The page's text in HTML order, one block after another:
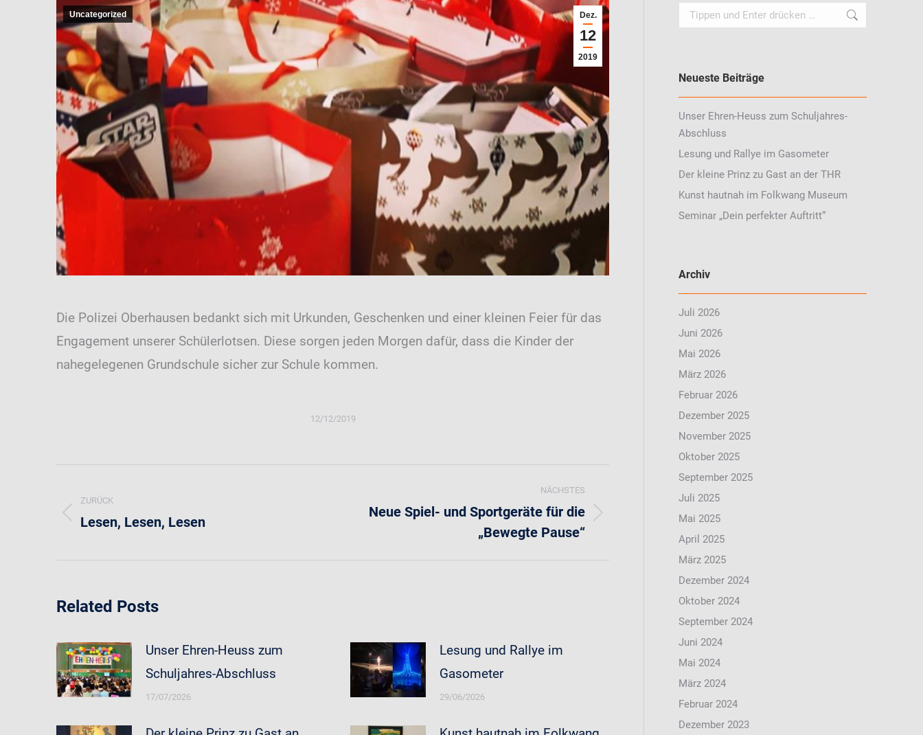
Dez.
12
2019
Uncategorized
Die Polizei Oberhausen bedankt sich mit Urkunden, Geschenken und einer kleinen Feier für das
Engagement unserer Schülerlotsen. Diese sorgen jeden Morgen dafür, dass die Kinder der
nahegelegenen Grundschule sicher zur Schule kommen.
12/12/2019
ZURÜCK
Vorheriger
Lesen, Lesen, Lesen
NÄCHSTES
Neue Spiel- und Sportgeräte für die
„Bewegte Pause“
Related Posts
Unser Ehren-Heuss zum
Schuljahres-Abschluss
17/07/2026
Lesung und Rallye im
Gasometer
29/06/2026
Search:
Neueste Beiträge
Unser Ehren-Heuss zum Schuljahres-
Abschluss
Lesung und Rallye im Gasometer
Der kleine Prinz zu Gast an der THR
Kunst hautnah im Folkwang Museum
Seminar „Dein perfekter Auftritt“
Archiv
Juli 2026
Juni 2026
Mai 2026
März 2026
Februar 2026
Dezember 2025
November 2025
Oktober 2025
September 2025
Juli 2025
Mai 2025
April 2025
März 2025
Dezember 2024
Oktober 2024
September 2024
Juni 2024
Mai 2024
März 2024
Februar 2024
Dezember 2023